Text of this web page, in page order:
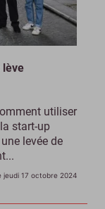
lève
utiliser
start-up
levée de
jeudi 17 octobre 2024